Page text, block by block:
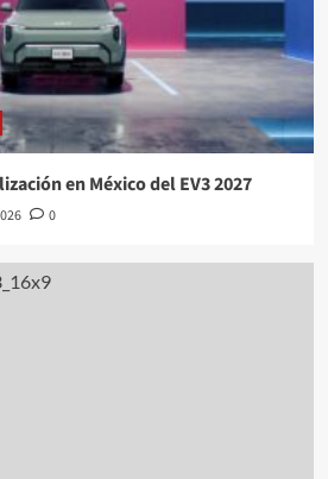
en México del EV3 2027
0